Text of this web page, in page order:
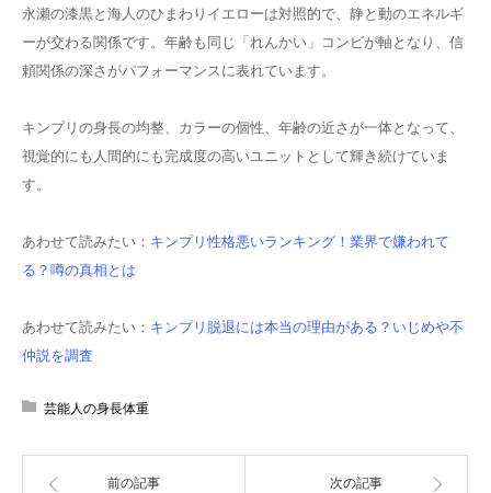
永瀬の漆黒と海人のひまわりイエローは対照的で、静と動のエネルギ
ーが交わる関係です。年齢も同じ「れんかい」コンビが軸となり、信
頼関係の深さがパフォーマンスに表れています。
キンプリの身長の均整、カラーの個性、年齢の近さが一体となって、
視覚的にも人間的にも完成度の高いユニットとして輝き続けていま
す。
あわせて読みたい： キンプリ性格悪いランキング！業界で嫌われて
る？噂の真相とは
あわせて読みたい： キンプリ脱退には本当の理由がある？いじめや不
仲説を調査
芸能人の身長体重
前の記事 次の記事